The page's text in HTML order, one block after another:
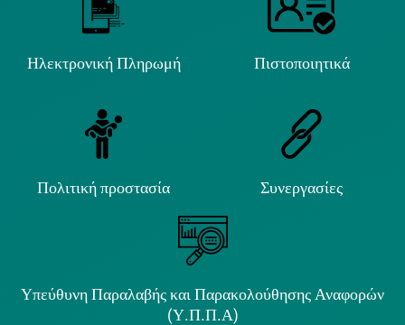
Ηλεκτρονική Πληρωμή Πιστοποιητικά
Πολιτική προστασία Συνεργασίες
Υπεύθυνη Παραλαβής και Παρακολούθησης Αναφορών
(Υ.Π.Π.Α)